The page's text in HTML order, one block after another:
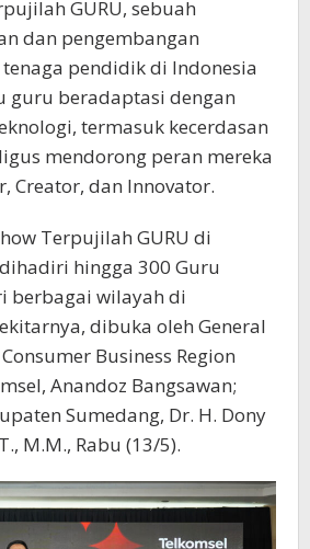
GURU, sebuah
dan pengembangan
pendidik di Indonesia
guru beradaptasi dengan
termasuk kecerdasan
mendorong peran mereka
Creator, dan Innovator.
Terpujilah GURU di
hingga 300 Guru
berbagai wilayah di
dibuka oleh General
Business Region
Anandoz Bangsawan;
Sumedang, Dr. H. Dony
M.M., Rabu (13/5).